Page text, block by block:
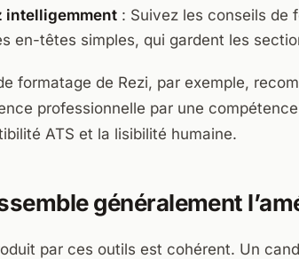
intelligemment : Suivez les conseils de
en-têtes simples, qui gardent les
formatage de Rezi, par exemple,
professionnelle par une
ATS et la lisibilité humaine.
généralement
par ces outils est cohérent. Un